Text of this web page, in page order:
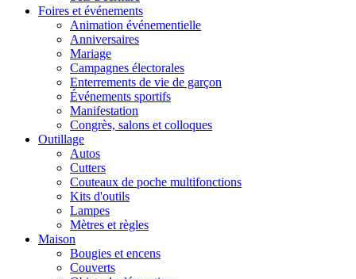
Foires et événements
Animation événementielle
Anniversaires
Mariage
Campagnes électorales
Enterrements de vie de garçon
Événements sportifs
Manifestation
Congrès, salons et colloques
Outillage
Autos
Cutters
Couteaux de poche multifonctions
Kits d'outils
Lampes
Mètres et règles
Maison
Bougies et encens
Couverts